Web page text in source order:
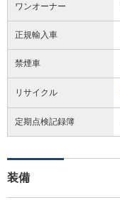
ワンオーナー
正規輸入車
禁煙車
リサイクル
定期点検記録簿
装備